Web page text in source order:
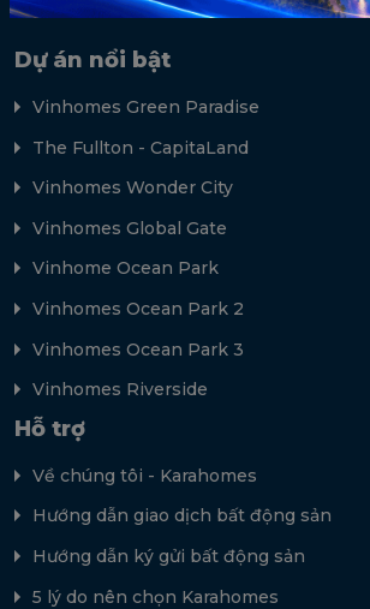
Dự án nổi bật
Vinhomes Green Paradise
The Fullton - CapitaLand
Vinhomes Wonder City
Vinhomes Global Gate
Vinhome Ocean Park
Vinhomes Ocean Park 2
Vinhomes Ocean Park 3
Vinhomes Riverside
Hỗ trợ
Về chúng tôi - Karahomes
Hướng dẫn giao dịch bất động sản
Hướng dẫn ký gửi bất động sản
5 lý do nên chọn Karahomes